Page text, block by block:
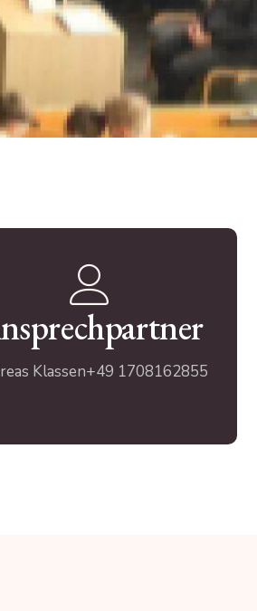
Klassen+49 1708162855